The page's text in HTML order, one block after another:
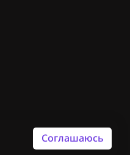
Соглашаюсь